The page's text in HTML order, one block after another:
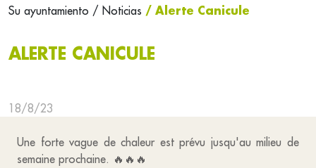
Su ayuntamiento / Noticias / Alerte Canicule
ALERTE CANICULE
18/8/23
Une forte vague de chaleur est prévu jusqu'au milieu de
semaine prochaine. 🔥🔥🔥